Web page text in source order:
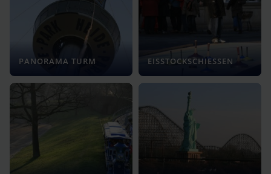
PANORAMA TURM EISSTOCKSCHIESSEN